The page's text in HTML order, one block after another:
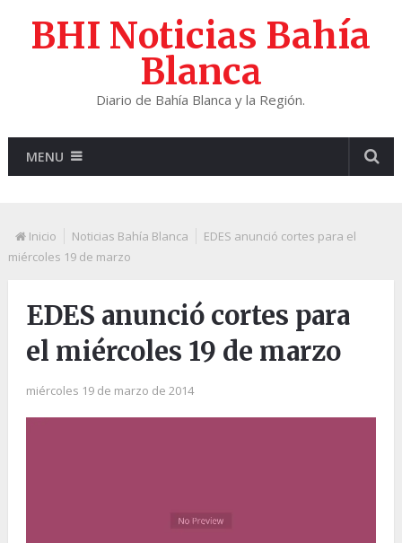
BHI Noticias Bahía
Blanca
Diario de Bahía Blanca y la Región.
MENU
Inicio Noticias Bahía Blanca
EDES anunció cortes para el
miércoles 19 de marzo
EDES anunció cortes para
el miércoles 19 de marzo
miércoles 19 de marzo de 2014